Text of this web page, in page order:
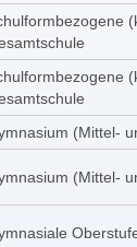
(Mittel-
(Mittel-